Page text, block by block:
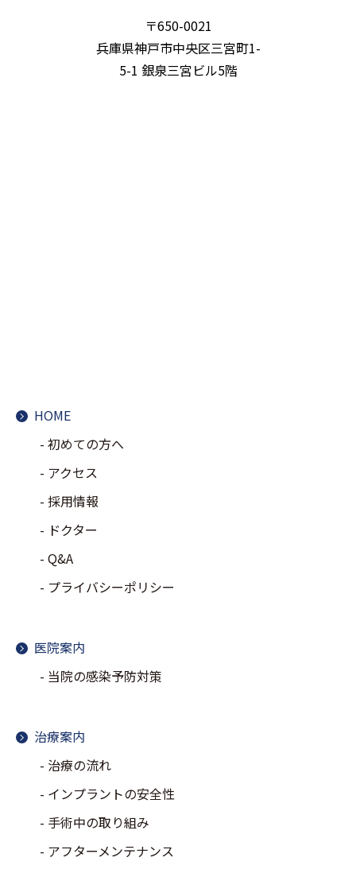
〒650-0021
兵庫県神戸市中央区三宮町1-
5-1 銀泉三宮ビル5階
HOME
初めての方へ
アクセス
採用情報
ドクター
Q&A
プライバシーポリシー
医院案内
当院の感染予防対策
治療案内
治療の流れ
インプラントの安全性
手術中の取り組み
アフターメンテナンス